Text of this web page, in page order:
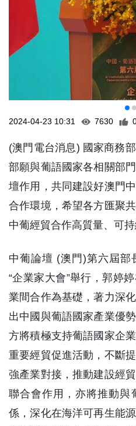
2024-04-23 10:31 7630
(澳門電台消息) 國家商務
部願與葡語國家各相關部
壇作用，共同建設好澳門
合作環境，希望各方匯聚
中葡經貿合作高質量、可持
中葡論壇 (澳門)第六屆部
“企業家大會”舉行，郭婷
業間合作為基礎，著力深
出中國與葡語國家產業優
方將積極支持葡語國家企
重要經貿促進活動，不斷
強產業對接，推動建設經
聯合會作用，亦將推動與
係，深化在海洋可再生能